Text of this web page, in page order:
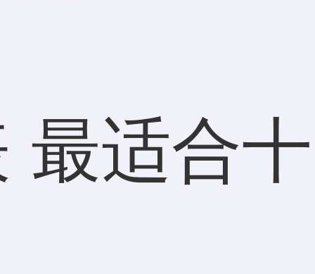
最适合十